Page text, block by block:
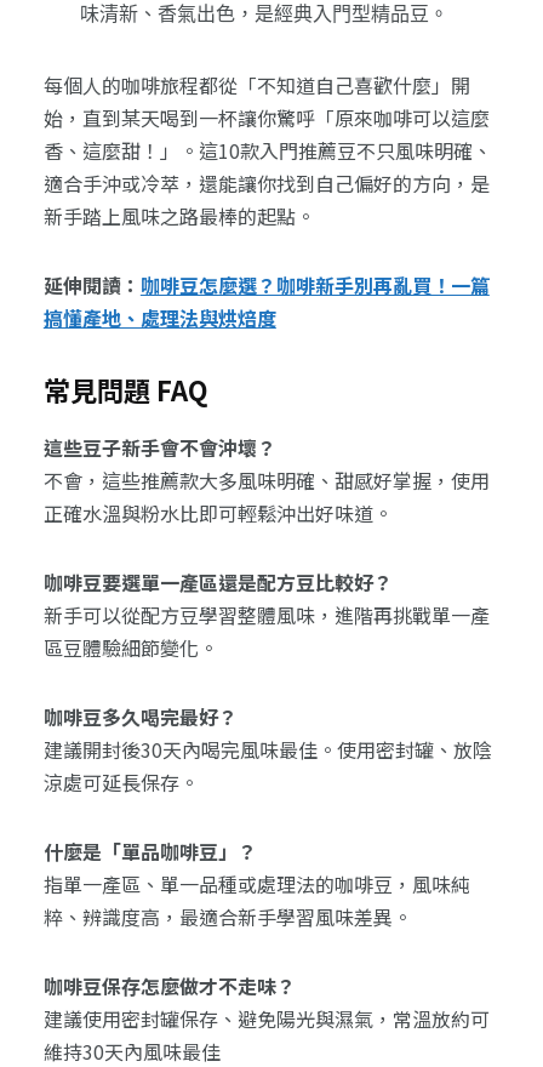
味清新、香氣出色，是經典入門型精品豆。
每個人的咖啡旅程都從「不知道自己喜歡什麼」開
始，直到某天喝到一杯讓你驚呼「原來咖啡可以這麼
香、這麼甜！」。這10款入門推薦豆不只風味明確、
適合手沖或冷萃，還能讓你找到自己偏好的方向，是
新手踏上風味之路最棒的起點。
延伸閱讀： 咖啡豆怎麼選？咖啡新手別再亂買！一篇
搞懂產地、處理法與烘焙度
常見問題 FAQ
這些豆子新手會不會沖壞？
不會，這些推薦款大多風味明確、甜感好掌握，使用
正確水溫與粉水比即可輕鬆沖出好味道。
咖啡豆要選單一產區還是配方豆比較好？
新手可以從配方豆學習整體風味，進階再挑戰單一產
區豆體驗細節變化。
咖啡豆多久喝完最好？
建議開封後30天內喝完風味最佳。使用密封罐、放陰
涼處可延長保存。
什麼是「單品咖啡豆」？
指單一產區、單一品種或處理法的咖啡豆，風味純
粹、辨識度高，最適合新手學習風味差異。
咖啡豆保存怎麼做才不走味？
建議使用密封罐保存、避免陽光與濕氣，常溫放約可
維持30天內風味最佳